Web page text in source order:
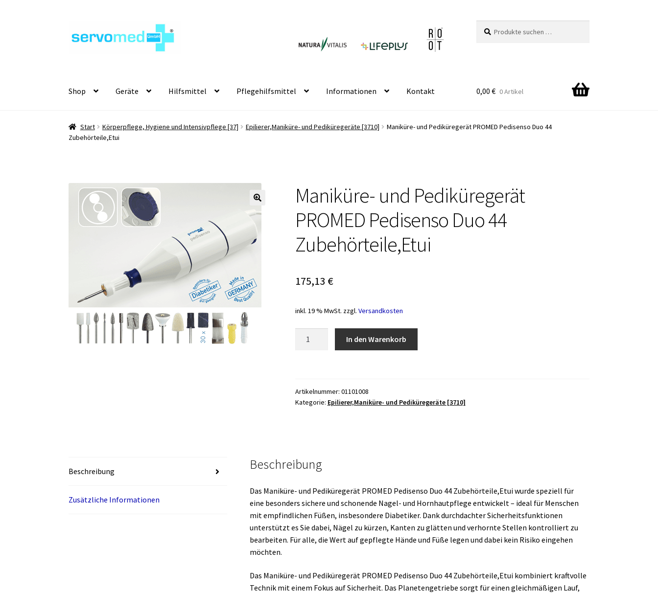
Navigation
Inhalt
nach:
Shop Geräte Hilfsmittel Pflegehilfsmittel Informationen Kontakt 0,00 € 0 Artikel
Start Körperpflege, Hygiene und Intensivpflege [37] Epilierer,Maniküre- und Pediküregeräte [3710]
Maniküre- und Pediküregerät PROMED Pedisenso Duo 44
Zubehörteile,Etui
🔍
Maniküre- und Pediküregerät
PROMED Pedisenso Duo 44
Zubehörteile,Etui
175,13 €
inkl. 19 % MwSt. zzgl. Versandkosten
Duo
44
In den Warenkorb
Artikelnummer: 01101008
Kategorie: Epilierer,Maniküre- und Pediküregeräte [3710]
Beschreibung
Zusätzliche Informationen
Beschreibung
Das Maniküre- und Pediküregerät PROMED Pedisenso Duo 44 Zubehörteile,Etui wurde speziell für
eine besonders sichere und schonende Nagel- und Hornhautpflege entwickelt – ideal für Menschen
mit empfindlichen Füßen, insbesondere Diabetiker. Dank durchdachter Sicherheitsfunktionen
unterstützt es Sie dabei, Nägel zu kürzen, Kanten zu glätten und verhornte Stellen kontrolliert zu
bearbeiten. Für alle, die Wert auf gepflegte Hände und Füße legen und dabei kein Risiko eingehen
möchten.
Das Maniküre- und Pediküregerät PROMED Pedisenso Duo 44 Zubehörteile,Etui kombiniert kraftvolle
Technik mit einem Fokus auf Sicherheit. Das Planetengetriebe sorgt für einen gleichmäßigen Lauf,